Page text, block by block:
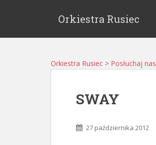
Orkiestra Rusiec
Orkiestra Rusiec > Posłuchaj nas
SWAY
27 października 2012